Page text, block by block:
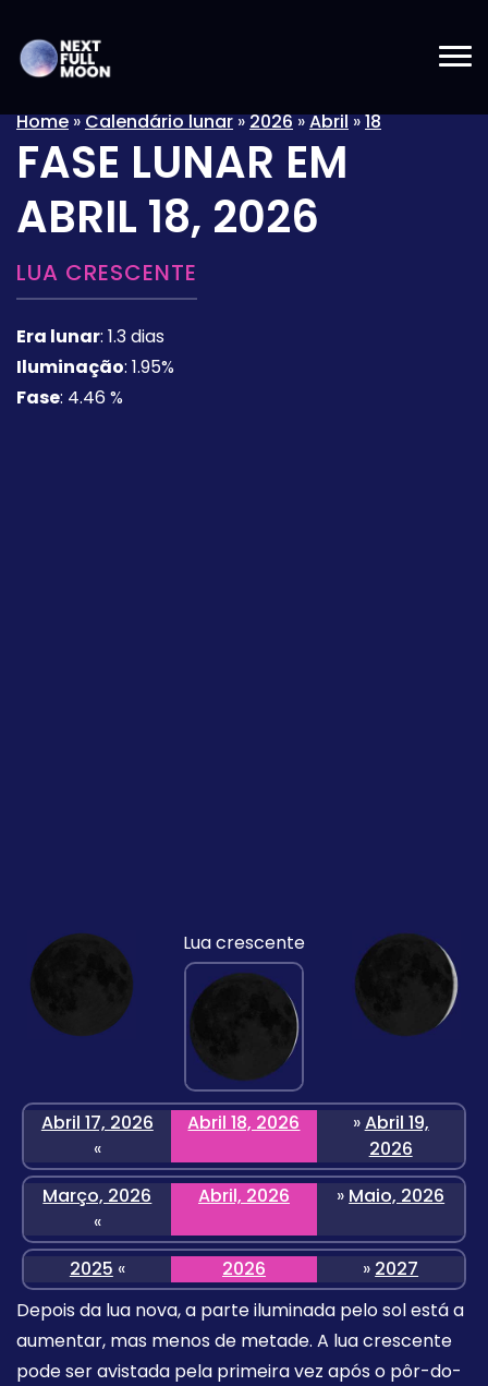
Home»Calendário lunar»2026»Abril»18
FASE LUNAR EM
ABRIL 18, 2026
LUA CRESCENTE
Era lunar: 1.3 dias
Iluminação: 1.95%
Fase: 4.46 %
Lua crescente
Abril 17, 2026
«
Abril 18, 2026 »Abril 19,
2026
Março, 2026
«
Abril, 2026 » Maio, 2026
2025 « 2026 » 2027
Depois da lua nova, a parte iluminada pelo sol está a
aumentar, mas menos de metade. A lua crescente
pode ser avistada pela primeira vez após o pôr-do-